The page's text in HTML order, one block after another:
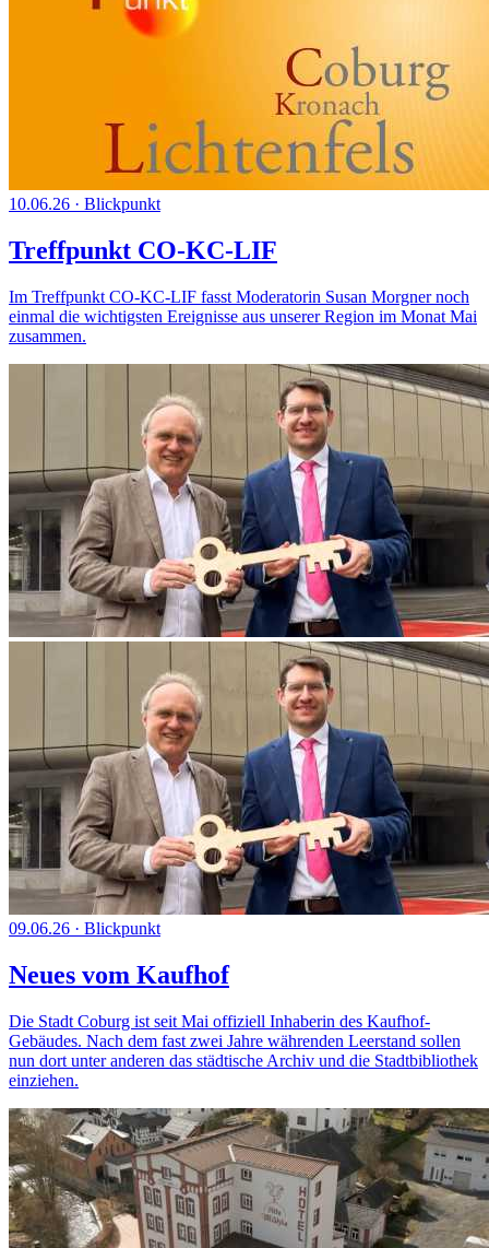
10.06.26 · Blickpunkt
Treffpunkt CO-KC-LIF
Im Treffpunkt CO-KC-LIF fasst Moderatorin Susan Morgner noch
einmal die wichtigsten Ereignisse aus unserer Region im Monat Mai
zusammen.
09.06.26 · Blickpunkt
Neues vom Kaufhof
Die Stadt Coburg ist seit Mai offiziell Inhaberin des Kaufhof-
Gebäudes. Nach dem fast zwei Jahre währenden Leerstand sollen
nun dort unter anderen das städtische Archiv und die Stadtbibliothek
einziehen.